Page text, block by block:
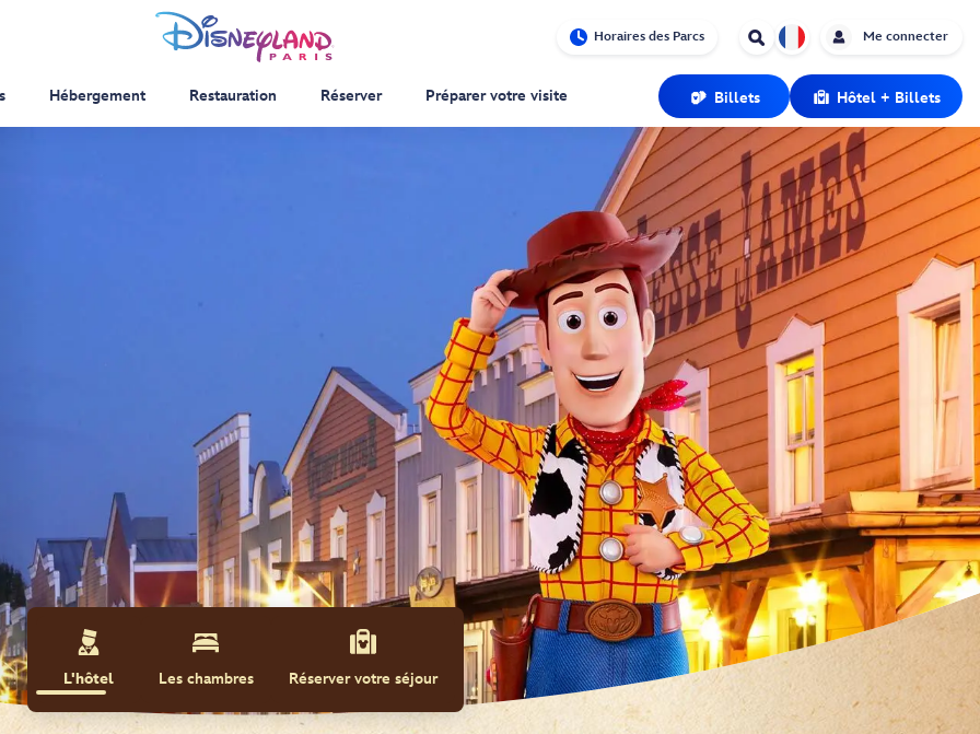
Horaires des Parcs Me connecter
Hébergement Restauration Réserver Préparer votre visite Billets Hôtel + Billets
L'hôtel Les chambres Réserver votre séjour